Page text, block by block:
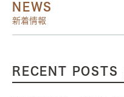
NEWS
新着情報
RECENT POSTS